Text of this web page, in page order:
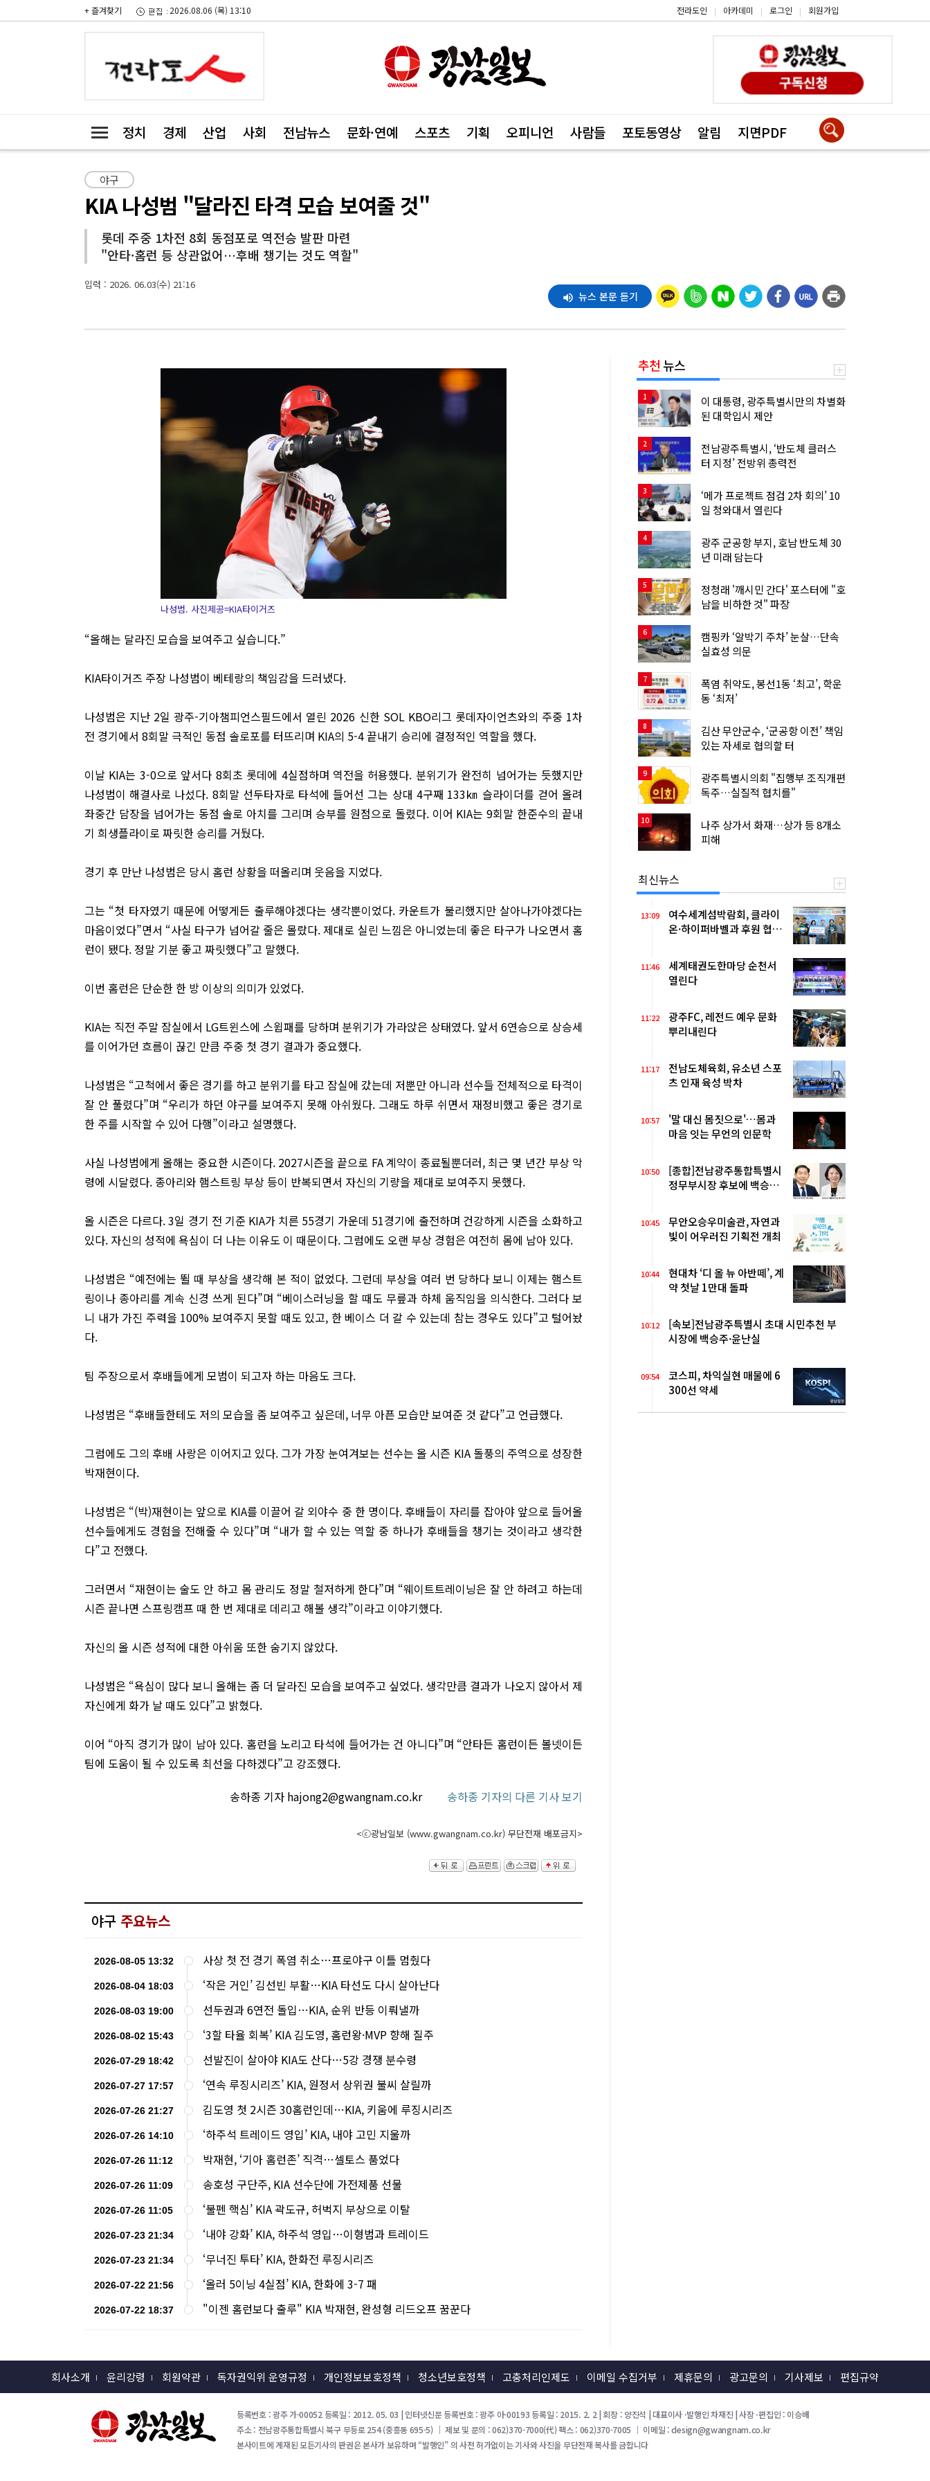
+ 즐겨찾기 2026.08.06 (목) 13:10 전라도인 | 아카데미 | 로그인 | 회원가입
정치 경제 산업 사회 전남뉴스 문화·연예 스포츠 기획 오피니언 사람들 포토동영상 알림 지면PDF
야구
KIA 나성범 "달라진 타격 모습 보여줄 것"
롯데 주중 1차전 8회 동점포로 역전승 발판 마련
"안타·홈런 등 상관없어…후배 챙기는 것도 역할"
입력 : 2026. 06.03(수) 21:16
뉴스 본문 듣기
나성범. 사진제공=KIA타이거즈
“올해는 달라진 모습을 보여주고 싶습니다.”
KIA타이거즈 주장 나성범이 베테랑의 책임감을 드러냈다.
나성범은 지난 2일 광주-기아챔피언스필드에서 열린 2026 신한 SOL KBO리그 롯데자이언츠와의 주중 1차
전 경기에서 8회말 극적인 동점 솔로포를 터뜨리며 KIA의 5-4 끝내기 승리에 결정적인 역할을 했다.
이날 KIA는 3-0으로 앞서다 8회초 롯데에 4실점하며 역전을 허용했다. 분위기가 완전히 넘어가는 듯했지만
나성범이 해결사로 나섰다. 8회말 선두타자로 타석에 들어선 그는 상대 4구째 133㎞ 슬라이더를 걷어 올려
좌중간 담장을 넘어가는 동점 솔로 아치를 그리며 승부를 원점으로 돌렸다. 이어 KIA는 9회말 한준수의 끝내
기 희생플라이로 짜릿한 승리를 거뒀다.
경기 후 만난 나성범은 당시 홈런 상황을 떠올리며 웃음을 지었다.
그는 “첫 타자였기 때문에 어떻게든 출루해야겠다는 생각뿐이었다. 카운트가 불리했지만 살아나가야겠다는
마음이었다”면서 “사실 타구가 넘어갈 줄은 몰랐다. 제대로 실린 느낌은 아니었는데 좋은 타구가 나오면서 홈
런이 됐다. 정말 기분 좋고 짜릿했다”고 말했다.
이번 홈런은 단순한 한 방 이상의 의미가 있었다.
KIA는 직전 주말 잠실에서 LG트윈스에 스윕패를 당하며 분위기가 가라앉은 상태였다. 앞서 6연승으로 상승세
를 이어가던 흐름이 끊긴 만큼 주중 첫 경기 결과가 중요했다.
나성범은 “고척에서 좋은 경기를 하고 분위기를 타고 잠실에 갔는데 저뿐만 아니라 선수들 전체적으로 타격이
잘 안 풀렸다”며 “우리가 하던 야구를 보여주지 못해 아쉬웠다. 그래도 하루 쉬면서 재정비했고 좋은 경기로
한 주를 시작할 수 있어 다행”이라고 설명했다.
사실 나성범에게 올해는 중요한 시즌이다. 2027시즌을 끝으로 FA 계약이 종료될뿐더러, 최근 몇 년간 부상 악
령에 시달렸다. 종아리와 햄스트링 부상 등이 반복되면서 자신의 기량을 제대로 보여주지 못했다.
올 시즌은 다르다. 3일 경기 전 기준 KIA가 치른 55경기 가운데 51경기에 출전하며 건강하게 시즌을 소화하고
있다. 자신의 성적에 욕심이 더 나는 이유도 이 때문이다. 그럼에도 오랜 부상 경험은 여전히 몸에 남아 있다.
나성범은 “예전에는 뛸 때 부상을 생각해 본 적이 없었다. 그런데 부상을 여러 번 당하다 보니 이제는 햄스트
링이나 종아리를 계속 신경 쓰게 된다”며 “베이스러닝을 할 때도 무릎과 하체 움직임을 의식한다. 그러다 보
니 내가 가진 주력을 100% 보여주지 못할 때도 있고, 한 베이스 더 갈 수 있는데 참는 경우도 있다”고 털어놨
다.
팀 주장으로서 후배들에게 모범이 되고자 하는 마음도 크다.
나성범은 “후배들한테도 저의 모습을 좀 보여주고 싶은데, 너무 아픈 모습만 보여준 것 같다”고 언급했다.
그럼에도 그의 후배 사랑은 이어지고 있다. 그가 가장 눈여겨보는 선수는 올 시즌 KIA 돌풍의 주역으로 성장한
박재현이다.
나성범은 “(박)재현이는 앞으로 KIA를 이끌어 갈 외야수 중 한 명이다. 후배들이 자리를 잡아야 앞으로 들어올
선수들에게도 경험을 전해줄 수 있다”며 “내가 할 수 있는 역할 중 하나가 후배들을 챙기는 것이라고 생각한
다”고 전했다.
그러면서 “재현이는 술도 안 하고 몸 관리도 정말 철저하게 한다”며 “웨이트트레이닝은 잘 안 하려고 하는데
시즌 끝나면 스프링캠프 때 한 번 제대로 데리고 해볼 생각”이라고 이야기했다.
자신의 올 시즌 성적에 대한 아쉬움 또한 숨기지 않았다.
나성범은 “욕심이 많다 보니 올해는 좀 더 달라진 모습을 보여주고 싶었다. 생각만큼 결과가 나오지 않아서 제
자신에게 화가 날 때도 있다”고 밝혔다.
이어 “아직 경기가 많이 남아 있다. 홈런을 노리고 타석에 들어가는 건 아니다”며 “안타든 홈런이든 볼넷이든
팀에 도움이 될 수 있도록 최선을 다하겠다”고 강조했다.
송하종 기자 hajong2@gwangnam.co.kr
송하종 기자의 다른 기사 보기
<ⓒ광남일보 (www.gwangnam.co.kr) 무단전재 배포금지>
야구 주요뉴스
2026-08-05 13:32 사상 첫 전 경기 폭염 취소…프로야구 이틀 멈췄다
2026-08-04 18:03 ‘작은 거인’ 김선빈 부활…KIA 타선도 다시 살아난다
2026-08-03 19:00 선두권과 6연전 돌입…KIA, 순위 반등 이뤄낼까
2026-08-02 15:43 ‘3할 타율 회복’ KIA 김도영, 홈런왕·MVP 향해 질주
2026-07-29 18:42 선발진이 살아야 KIA도 산다…5강 경쟁 분수령
2026-07-27 17:57 ‘연속 루징시리즈’ KIA, 원정서 상위권 불씨 살릴까
2026-07-26 21:27 김도영 첫 2시즌 30홈런인데…KIA, 키움에 루징시리즈
2026-07-26 14:10 ‘하주석 트레이드 영입’ KIA, 내야 고민 지울까
2026-07-26 11:12 박재현, ‘기아 홈런존’ 직격…셀토스 품었다
2026-07-26 11:09 송호성 구단주, KIA 선수단에 가전제품 선물
2026-07-26 11:05 ‘불펜 핵심’ KIA 곽도규, 허벅지 부상으로 이탈
2026-07-23 21:34 ‘내야 강화’ KIA, 하주석 영입…이형범과 트레이드
2026-07-23 21:34 ‘무너진 투타’ KIA, 한화전 루징시리즈
2026-07-22 21:56 ‘올러 5이닝 4실점’ KIA, 한화에 3-7 패
2026-07-22 18:37 "이젠 홈런보다 출루" KIA 박재현, 완성형 리드오프 꿈꾼다
추천뉴스
1
이 대통령, 광주특별시만의 차별화
된 대학입시 제안
2
전남광주특별시, ‘반도체 클러스
터 지정’ 전방위 총력전
3
‘메가 프로젝트 점검 2차 회의’ 10
일 청와대서 열린다
4
광주 군공항 부지, 호남 반도체 30
년 미래 담는다
5
정청래 '깨시민 간다' 포스터에 "호
남을 비하한 것" 파장
6
캠핑카 ‘알박기 주차’ 눈살…단속
실효성 의문
7
폭염 취약도, 봉선1동 ‘최고’, 학운
동 ‘최저’
8
김산 무안군수, ‘군공항 이전’ 책임
있는 자세로 협의할 터
9
광주특별시의회 "집행부 조직개편
독주…실질적 협치를"
10
나주 상가서 화재…상가 등 8개소
피해
최신뉴스
13:09
여수세계섬박람회, 클라이
온·하이퍼바벨과 후원 협약
11:46
세계태권도한마당 순천서
열린다
11:22
광주FC, 레전드 예우 문화
뿌리내린다
11:17
전남도체육회, 유소년 스포
츠 인재 육성 박차
10:57
'말 대신 몸짓으로'…몸과
마음 잇는 무언의 인문학
10:50
[종합]전남광주통합특별시
정무부시장 후보에 백승주·
10:45
무안오승우미술관, 자연과
빛이 어우러진 기획전 개최
10:44
현대차 ‘디 올 뉴 아반떼’, 계
약 첫날 1만대 돌파
10:12
[속보]전남광주특별시 초대 시민추천 부
시장에 백승주·윤난실
09:54
코스피, 차익실현 매물에 6
300선 약세
회사소개 윤리강령 회원약관 독자권익위 운영규정 개인정보보호정책 청소년보호정책 고충처리인제도 이메일 수집거부 제휴문의 광고문의 기사제보 편집규약
등록번호 : 광주 가-00052 등록일 : 2012. 05. 03 | 인터넷신문 등록번호 : 광주 아-00193 등록일 : 2015. 2. 2 | 회장 : 양진석 | 대표이사 ·발행인 차재진 | 사장 ·편집인 : 이승배
주소 : 전남광주통합특별시 북구 무등로 254 (중흥동 695-5) ｜ 제보 및 문의 : 062)370-7000(代) 팩스 : 062)370-7005 ｜ 이메일 : design@gwangnam.co.kr
본사이트에 게재된 모든기사의 판권은 본사가 보유하며 “발행인” 의 사전 허가없이는 기사와 사진을 무단전재 복사를 금합니다